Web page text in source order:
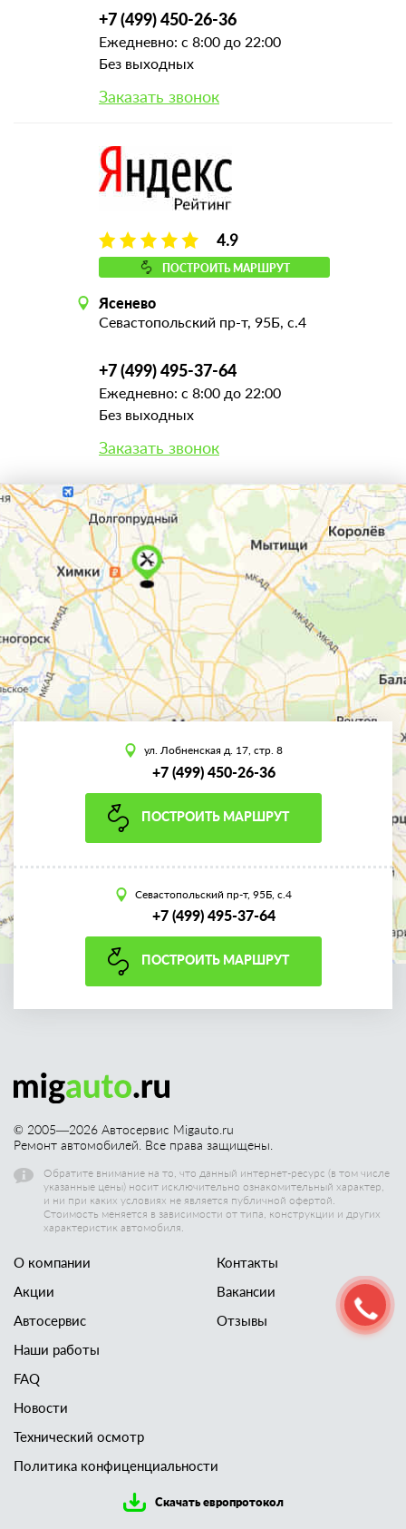
+7 (499) 450-26-36
Ежедневно: с 8:00 до 22:00
Без выходных
Заказать звонок
4.9
ПОСТРОИТЬ МАРШРУТ
Ясенево
Севастопольский пр-т, 95Б, с.4
+7 (499) 495-37-64
Ежедневно: с 8:00 до 22:00
Без выходных
Заказать звонок
ул. Лобненская д. 17, стр. 8
+7 (499) 450-26-36
ПОСТРОИТЬ МАРШРУТ
Севастопольский пр-т, 95Б, с.4
+7 (499) 495-37-64
ПОСТРОИТЬ МАРШРУТ
© 2005—2026 Автосервис Migauto.ru
Ремонт автомобилей. Все права защищены.
Обратите внимание на то, что данный интернет-ресурс (в том числе
указанные цены) носит исключительно ознакомительный характер,
и ни при каких условиях не является публичной офертой.
Стоимость меняется в зависимости от типа, конструкции и других
характеристик автомобиля.
О компании
Акции
Автосервис
Наши работы
Контакты
Вакансии
Отзывы
FAQ
Новости
Технический осмотр
Политика конфиценциальности
Скачать европротокол